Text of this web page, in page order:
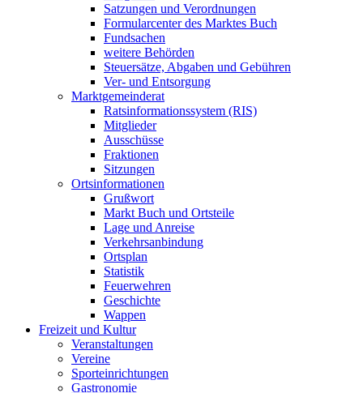
Satzungen und Verordnungen
Formularcenter des Marktes Buch
Fundsachen
weitere Behörden
Steuersätze, Abgaben und Gebühren
Ver- und Entsorgung
Marktgemeinderat
Ratsinformationssystem (RIS)
Mitglieder
Ausschüsse
Fraktionen
Sitzungen
Ortsinformationen
Grußwort
Markt Buch und Ortsteile
Lage und Anreise
Verkehrsanbindung
Ortsplan
Statistik
Feuerwehren
Geschichte
Wappen
Freizeit und Kultur
Veranstaltungen
Vereine
Sporteinrichtungen
Gastronomie